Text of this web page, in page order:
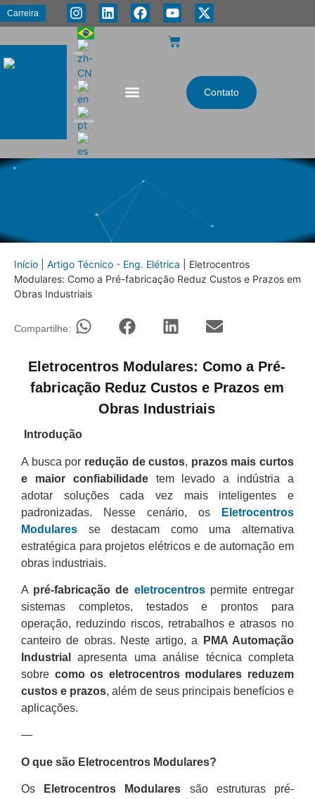
Carreira
PMA
Energia
e
Automação
Contato
Início Artigo Técnico - Eng. Elétrica
Eletrocentros
Modulares: Como a Pré-fabricação Reduz Custos e Prazos em
Obras Industriais
Compartilhe:
Eletrocentros Modulares: Como a Pré-
fabricação Reduz Custos e Prazos em
Obras Industriais
Introdução
A busca por redução de custos, prazos mais curtos
e maior confiabilidadetem levado a indústria a
adotar soluções cada vez mais inteligentes e
padronizadas. Nesse cenário, os
Eletrocentros
Modulares se destacam como uma alternativa
estratégica para projetos elétricos e de automação em
obras industriais.
A pré-fabricação de eletrocentrospermite entregar
sistemas completos, testados e prontos para
operação, reduzindo riscos, retrabalhos e atrasos no
canteiro de obras. Neste artigo, a
PMA Automação
Industrial
apresenta uma análise técnica completa
sobre como os eletrocentros modulares reduzem
custos e prazos, além de seus principais benefícios e
aplicações.
—
O que são Eletrocentros Modulares?
Os Eletrocentros Modulares são estruturas pré-